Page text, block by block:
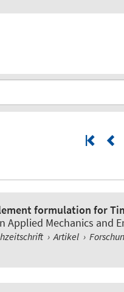
formulation for
Applied Mechanics and
› Artikel ›